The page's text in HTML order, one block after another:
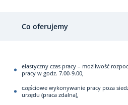
Co oferujemy
elastyczny czas pracy – możliwość
pracy w godz. 7.00-9.00,
częściowe wykonywanie pracy poza
urzędu (praca zdalna),